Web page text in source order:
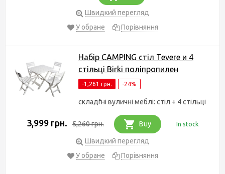
Швидкий перегляд
У обране
Порівняння
Набір CAMPING стіл Tevere и 4
стільці Birki поліпропилен
-1,261 грн. -24%
складfні вуличні меблі: стіл + 4 стільці
3,999 грн. 5,260 грн. Buy In stock
Швидкий перегляд
У обране
Порівняння